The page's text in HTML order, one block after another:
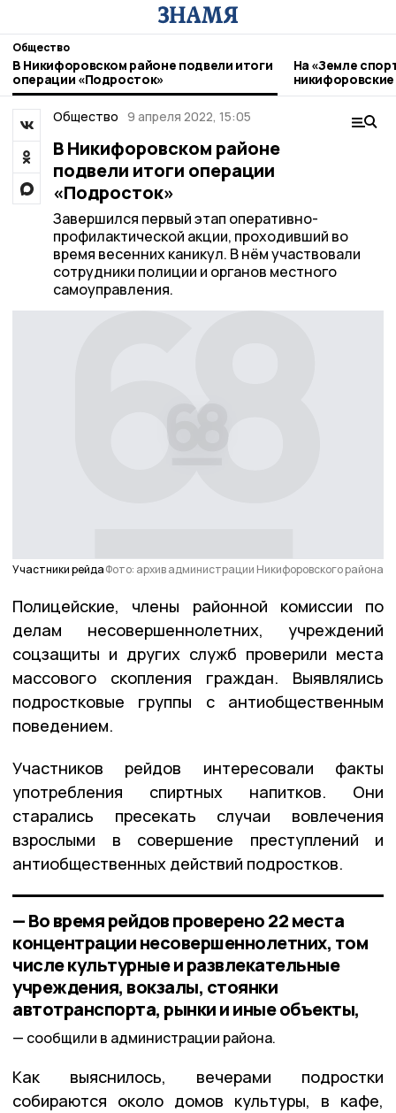
Общество
В Никифоровском районе подвели итоги
операции «Подросток»
На «Земле
Общество 9 апреля 2022, 15:05
В Никифоровском районе
подвели итоги операции
«Подросток»
Завершился первый этап оперативно-
профилактической акции, проходивший во
время весенних каникул. В нём участвовали
сотрудники полиции и органов местного
самоуправления.
Участники рейдаФото: архив администрации Никифоровского района
Полицейские, члены районной комиссии по
делам несовершеннолетних, учреждений
соцзащиты и других служб проверили места
массового скопления граждан. Выявлялись
подростковые группы с антиобщественным
поведением.
Участников рейдов интересовали факты
употребления спиртных напитков. Они
старались пресекать случаи вовлечения
взрослыми в совершение преступлений и
антиобщественных действий подростков.
— Во время рейдов проверено 22 места
концентрации несовершеннолетних, том
числе культурные и развлекательные
учреждения, вокзалы, стоянки
автотранспорта, рынки и иные объекты,
сообщили в администрации района.
Как выяснилось, вечерами подростки
собираются около домов культуры, в кафе,